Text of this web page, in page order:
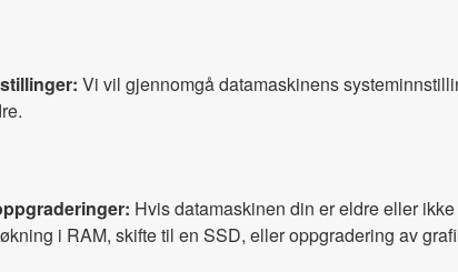
Vi vil gjennomgå datamaskinens
Hvis datamaskinen din er eldre eller
i RAM, skifte til en SSD, eller oppgradering av